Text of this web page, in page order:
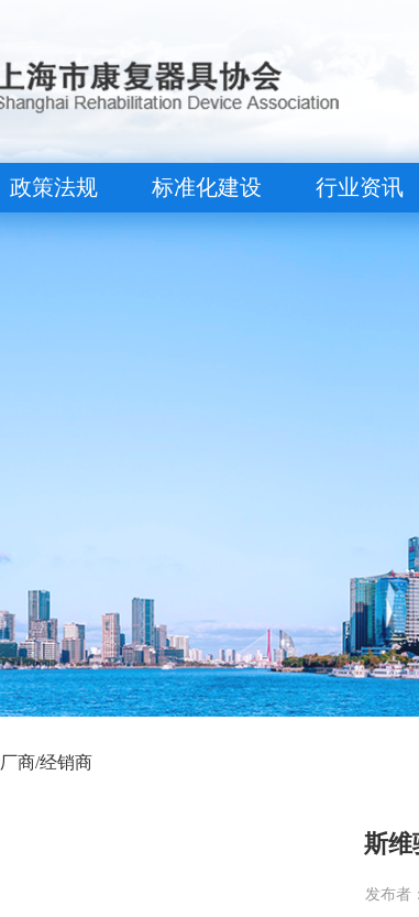
政策法规 标准化建设 行业资讯
厂商/经销商
斯维
发布者：